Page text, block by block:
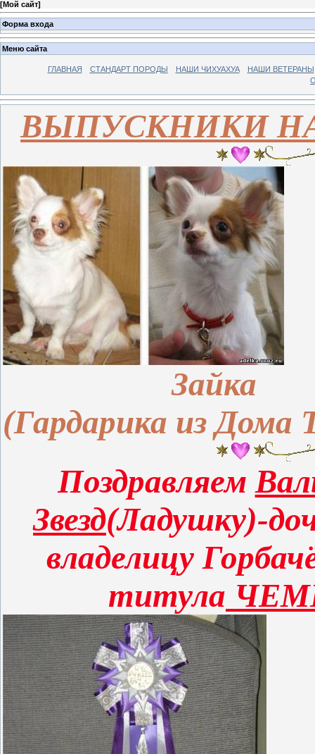
[Мой сайт]
Форма входа
Меню сайта
ГЛАВНАЯ СТАНДАРТ ПОРОДЫ НАШИ ЧИХУАХУА
НАШИ ВЕТЕРАНЫ
ВЫПУСКНИКИ
Зайка
(Гардарика из Дома
Поздравляем
Звезд(Ладушку)-
владелицу
титула